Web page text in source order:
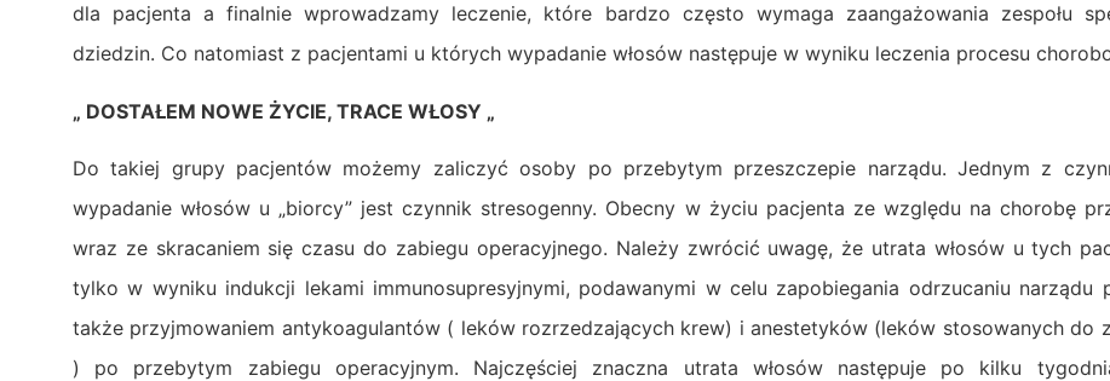
dla pacjenta a finalnie wprowadzamy leczenie, które bardzo często wymaga zaangażowania zespołu
dziedzin. Co natomiast z pacjentami u których wypadanie włosów następuje w wyniku leczenia procesu
„ DOSTAŁEM NOWE ŻYCIE, TRACE WŁOSY „
Do takiej grupy pacjentów możemy zaliczyć osoby po przebytym przeszczepie narządu. Jednym z
wypadanie włosów u „biorcy” jest czynnik stresogenny. Obecny w życiu pacjenta ze względu na chorobę
wraz ze skracaniem się czasu do zabiegu operacyjnego. Należy zwrócić uwagę, że utrata włosów u tych
tylko w wyniku indukcji lekami immunosupresyjnymi, podawanymi w celu zapobiegania odrzucaniu narządu
także przyjmowaniem antykoagulantów ( leków rozrzedzających krew) i anestetyków (leków stosowanych do
) po przebytym zabiegu operacyjnym. Najczęściej znaczna utrata włosów następuje po kilku